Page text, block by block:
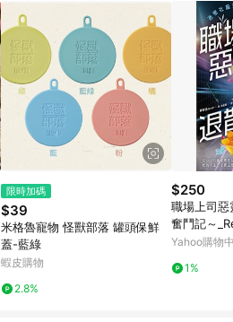
限時加碼
$39
米格魯寵物 怪獸部落 罐頭保鮮
蓋-藍綠
蝦皮購物
2.8%
$250
職場上司惡
奮鬥記～
Yahoo購物
1%